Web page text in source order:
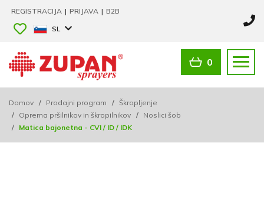
REGISTRACIJA | PRIJAVA | B2B
SL
0
Domov / Prodajni program / Škropljenje
/ Oprema pršilnikov in škropilnikov / Noslici šob
/ Matica bajonetna - CVI / ID / IDK